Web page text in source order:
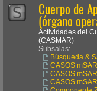
Cuerpo de
(órgano
Actividades del
(CASMAR)
Subsalas:
Búsqueda &
CASOS
CASOS
CASOS